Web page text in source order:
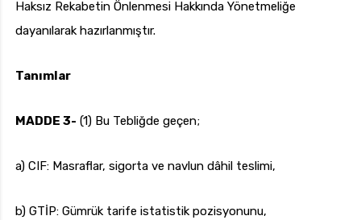
Haksız Rekabetin Önlenmesi Hakkında Yönetmeliğe
dayanılarak hazırlanmıştır.
Tanımlar
MADDE 3- (1) Bu Tebliğde geçen;
a) CIF: Masraflar, sigorta ve navlun dâhil teslimi,
b) GTİP: Gümrük tarife istatistik pozisyonunu,